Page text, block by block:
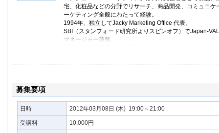
宅、化粧品などの分野でリサーチ、商品開発、コミュニケ
ーケティング全般にわたって経験。
1994年、独立してJacky Marketing Office 代表。
SBI（スタンフォード研究所よりスピンオフ）でJapan-
マネージャー兼務。
著書：
募集要項
日時 2012年03月08日 (木) 19:00～21:00
受講料 10,000円